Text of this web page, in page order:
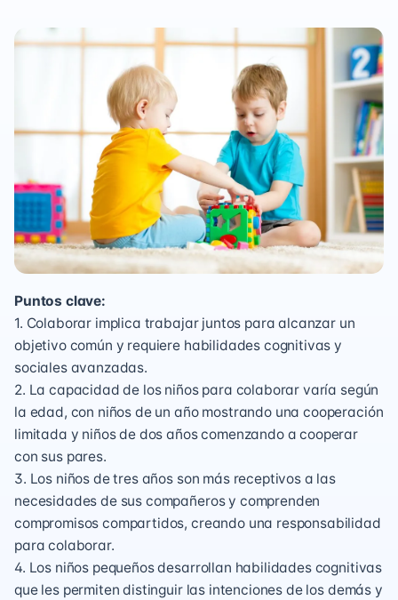
Puntos clave:
1. Colaborar implica trabajar juntos para alcanzar un
objetivo común y requiere habilidades cognitivas y
sociales avanzadas.
2. La capacidad de los niños para colaborar varía según
la edad, con niños de un año mostrando una cooperación
limitada y niños de dos años comenzando a cooperar
con sus pares.
3. Los niños de tres años son más receptivos a las
necesidades de sus compañeros y comprenden
compromisos compartidos, creando una responsabilidad
para colaborar.
4. Los niños pequeños desarrollan habilidades cognitivas
que les permiten distinguir las intenciones de los demás y